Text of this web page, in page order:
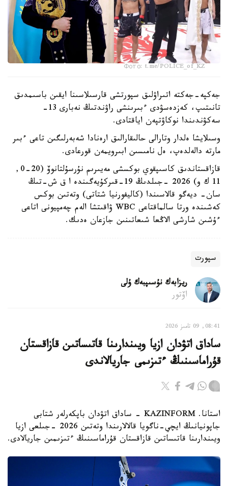
Фото: t.me/POLICE_of_KZ
جەكپە-جەكتە اتىراۋلىق سپورتشى قارسىلاسىنا ايقىن باسىمدىق
تانىتىپ، كەزدەسۋدى ءبىرىنشى راۋندتىڭ نەبارى 13-
سەكۋندىندا نوكاۋتپەن اياقتادى.
وسىلايشا ەلدار وتارالى حالىقارالىق ارەنادا شەبەرلىگىن تاعى ءبىر
مارتە دالەلدەپ، ەل نامىسىن ابىرويمەن قورعادى.
قازاقستاندىق كاسىپقوي بوكسشى مەيىرىم نۇرسۇلتانوۆ (20-0,
11 ك و) 2026 -جىلدىڭ 19-قىركۇيەگىندە ا ق ش-تىڭ
سان- ديەگو قالاسىندا (كاليفورنيا شتاتى) وتەتىن بوكس
كەشىندە ورتا سالماقتاعى WBC ۋاقىتشا الەم چەمپيونى اتاعى
ءۇشىن شارشى الاڭعا شىعاتىنىن جازعان ەدىك.
سپورت
ريزابەك نۇسىپبەك ۇلى
اۆتور
08:41, 09 تامىز 2026
ساداق اتۋدان ازيا ويىندارىنا قاتىساتىن قازاقستان
قۇراماسىنىڭ ءتىزىمى جاريالاندى
استانا. KAZINFORM - ساداق اتۋدان باپكەرلەر شتابى
جاپونيانىڭ ايچي-ناگويا قالالارىندا وتەتىن 2026 -جىلعى ازيا
ويىندارىنا قاتىساتىن قازاقستان قۇراماسىنىڭ ءتىزىمىن جاريالادى.